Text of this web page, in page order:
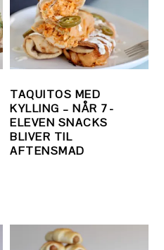
TAQUITOS MED
KYLLING – NÅR 7-
ELEVEN SNACKS
BLIVER TIL
AFTENSMAD